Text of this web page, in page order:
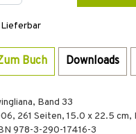
Lieferbar
Buch Downloads
Band 33
, 261 Seiten, 15.0 x 22.5 cm,
978-3-290-17416-3